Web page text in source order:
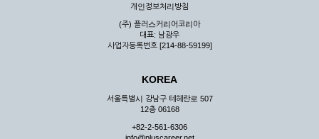
개인정보처리방침
(주) 플러스커리어코리아
대표: 남광우
사업자등록번호 [214-88-59199]
KOREA
서울특별시 강남구 테헤란로 507
12층 06168
+82-2-561-6306